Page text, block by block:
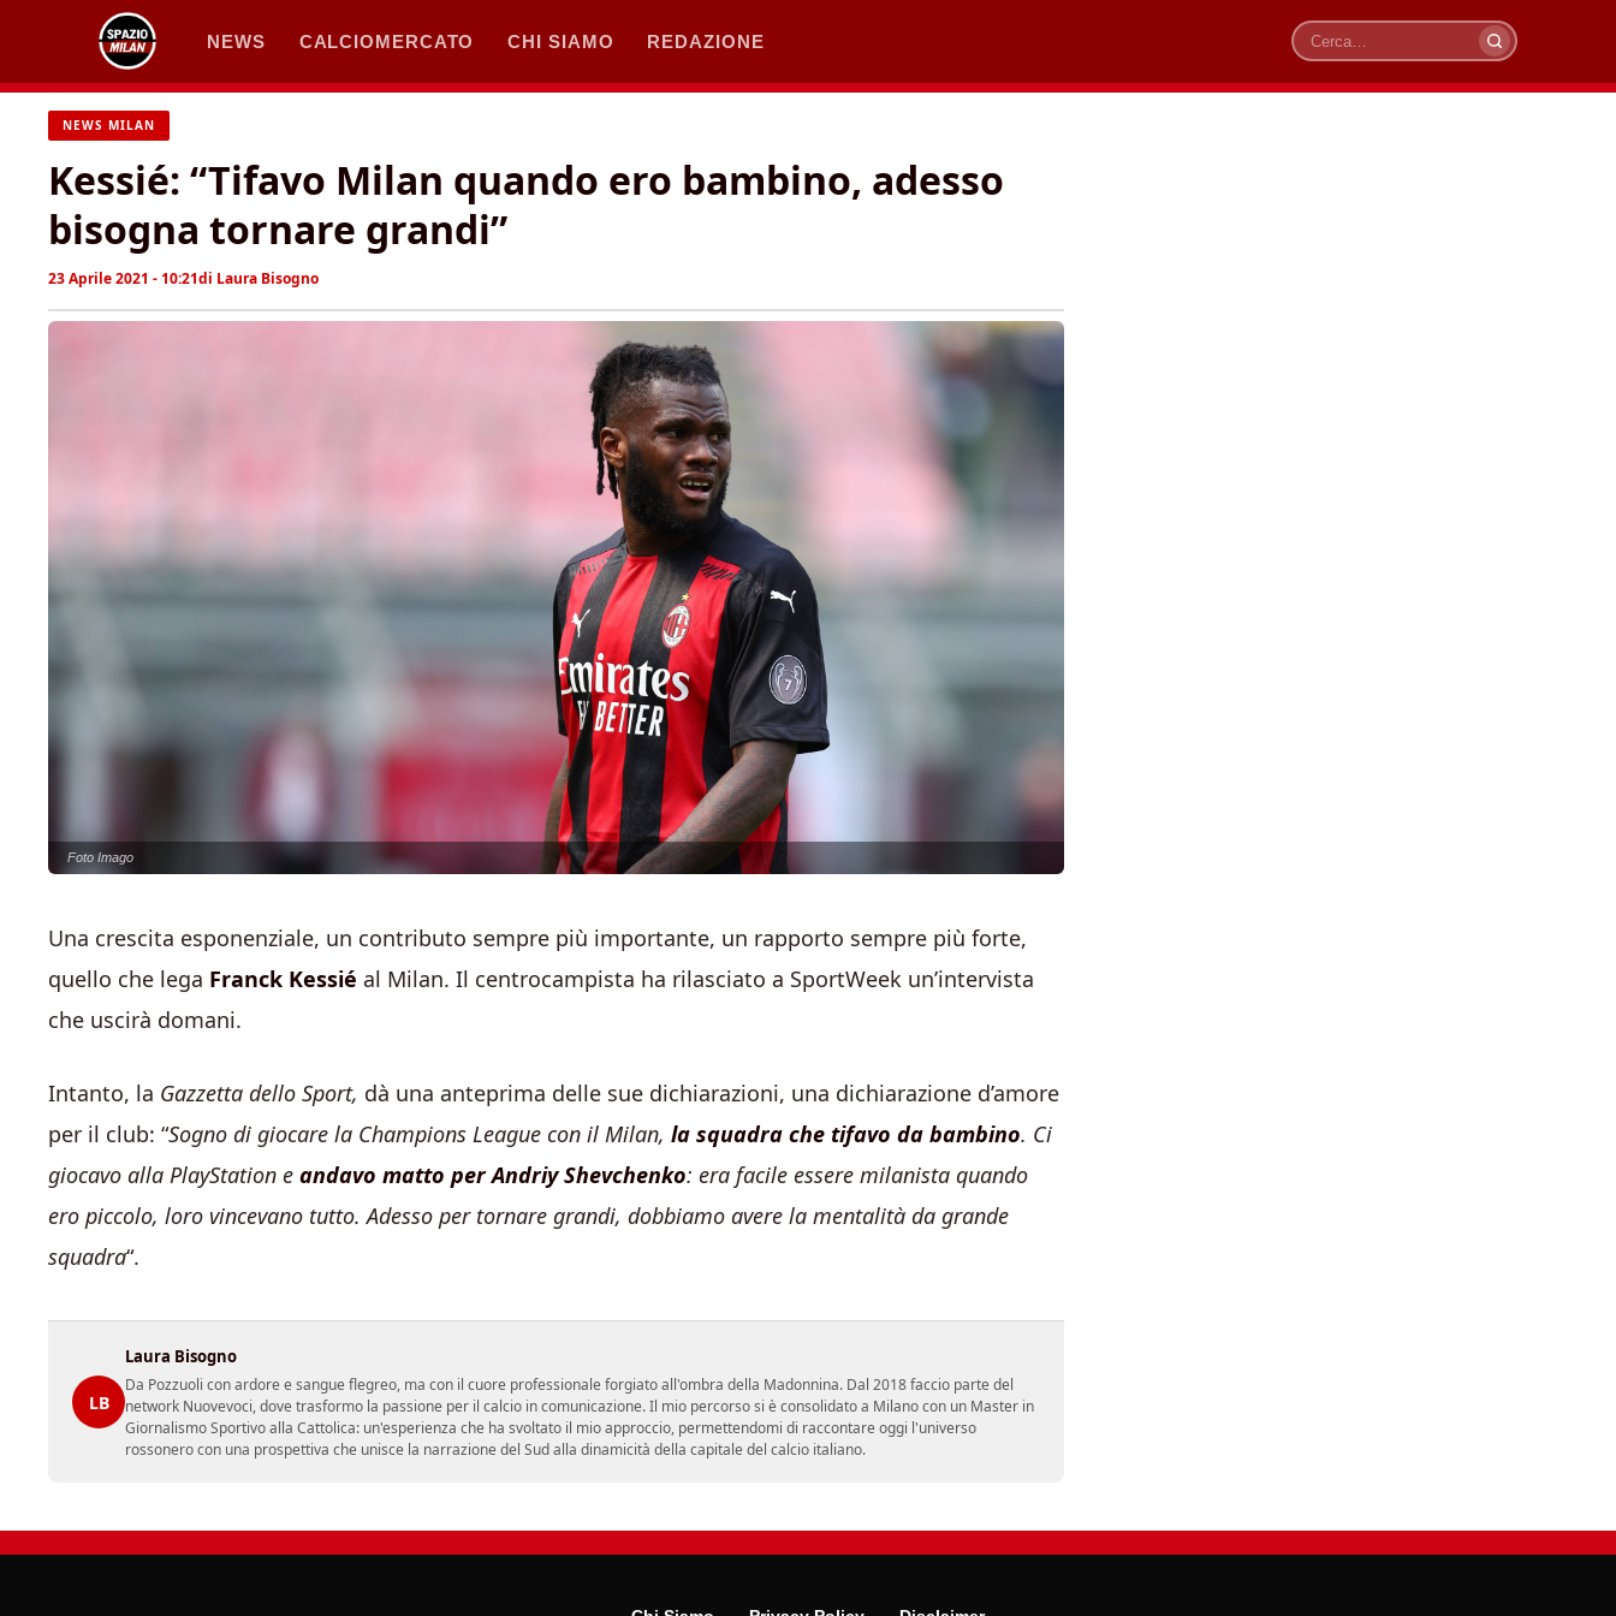
contenuto
NEWS CALCIOMERCATO CHI SIAMO REDAZIONE
Cerca
NEWS MILAN
Kessié: “Tifavo Milan quando ero bambino, adesso
bisogna tornare grandi”
23 Aprile 2021 - 10:21di Laura Bisogno
Foto Imago
Una crescita esponenziale, un contributo sempre più importante, un rapporto sempre più forte,
quello che lega Franck Kessié al Milan. Il centrocampista ha rilasciato a SportWeek un’intervista
che uscirà domani.
Intanto, la Gazzetta dello Sport, dà una anteprima delle sue dichiarazioni, una dichiarazione d’amore
per il club: “Sogno di giocare la Champions League con il Milan, la squadra che tifavo da bambino. Ci
giocavo alla PlayStation e andavo matto per Andriy Shevchenko: era facile essere milanista quando
ero piccolo, loro vincevano tutto. Adesso per tornare grandi, dobbiamo avere la mentalità da grande
squadra“.
LB
Laura Bisogno
Da Pozzuoli con ardore e sangue flegreo, ma con il cuore professionale forgiato all'ombra della Madonnina. Dal 2018 faccio parte del
network Nuovevoci, dove trasformo la passione per il calcio in comunicazione. Il mio percorso si è consolidato a Milano con un Master in
Giornalismo Sportivo alla Cattolica: un'esperienza che ha svoltato il mio approccio, permettendomi di raccontare oggi l'universo
rossonero con una prospettiva che unisce la narrazione del Sud alla dinamicità della capitale del calcio italiano.